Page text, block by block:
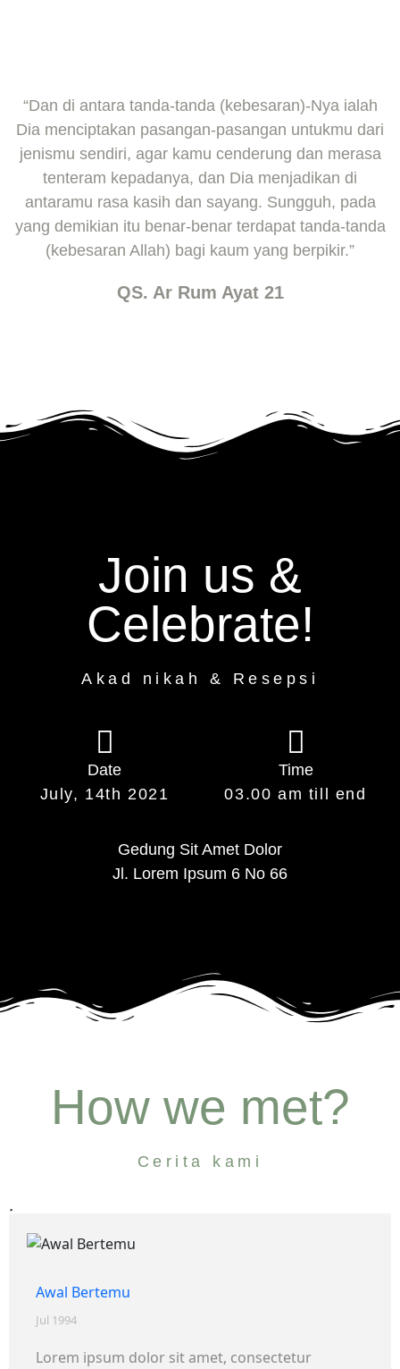
“Dan di antara tanda-tanda (kebesaran)-Nya ialah
Dia menciptakan pasangan-pasangan untukmu dari
jenismu sendiri, agar kamu cenderung dan merasa
tenteram kepadanya, dan Dia menjadikan di
antaramu rasa kasih dan sayang. Sungguh, pada
yang demikian itu benar-benar terdapat tanda-tanda
(kebesaran Allah) bagi kaum yang berpikir.”
QS. Ar Rum Ayat 21
Join us &
Celebrate!
Akad nikah & Resepsi
Date
July, 14th 2021
Time
03.00 am till end
Gedung Sit Amet Dolor
Jl. Lorem Ipsum 6 No 66
How we met?
Cerita kami
Awal Bertemu
Jul 1994
Lorem ipsum dolor sit amet, consectetur